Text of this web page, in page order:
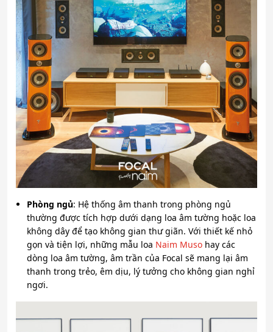
Phòng ngủ: Hệ thống âm thanh trong phòng ngủ
thường được tích hợp dưới dạng loa âm tường hoặc loa
không dây để tạo không gian thư giãn. Với thiết kế nhỏ
gọn và tiện lợi, những mẫu loa Naim Muso hay các
dòng loa âm tường, âm trần của Focal sẽ mang lại âm
thanh trong trẻo, êm dịu, lý tưởng cho không gian nghỉ
ngơi.